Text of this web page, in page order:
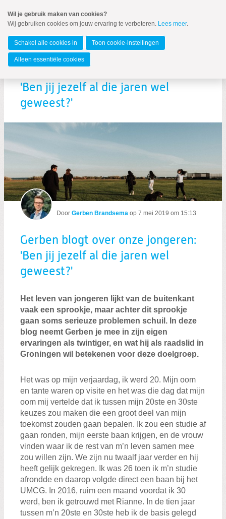
naar
Spring
de
inhoud
Spring
naar
hoofdmenu
Gemeente Groningen
MENU
Zoeken:
Zoeken
'Ben jij jezelf al die jaren wel
geweest?'
Door Gerben Brandsema op 7 mei 2019 om 15:13
Gerben blogt over onze jongeren:
'Ben jij jezelf al die jaren wel
geweest?'
Het leven van jongeren lijkt van de buitenkant
vaak een sprookje, maar achter dit sprookje
gaan soms serieuze problemen schuil. In deze
blog neemt Gerben je mee in zijn eigen
ervaringen als twintiger, en wat hij als raadslid in
Groningen wil betekenen voor deze doelgroep.
Het was op mijn verjaardag, ik werd 20. Mijn oom
en tante waren op visite en het was die dag dat mijn
oom mij vertelde dat ik tussen mijn 20ste en 30ste
keuzes zou maken die een groot deel van mijn
toekomst zouden gaan bepalen. Ik zou een studie af
gaan ronden, mijn eerste baan krijgen, en de vrouw
vinden waar ik de rest van m’n leven samen mee
zou willen zijn. We zijn nu twaalf jaar verder en hij
heeft gelijk gekregen. Ik was 26 toen ik m’n studie
afrondde en daarop volgde direct een baan bij het
UMCG. In 2016, ruim een maand voordat ik 30
werd, ben ik getrouwd met Rianne. In de tien jaar
tussen m’n 20ste en 30ste heb ik de basis gelegd
Wil je gebruik maken van cookies?
Wij gebruiken cookies om jouw ervaring te verbeteren. Lees meer.
Schakel alle cookies in Toon cookie-instellingen
Alleen essentiële cookies